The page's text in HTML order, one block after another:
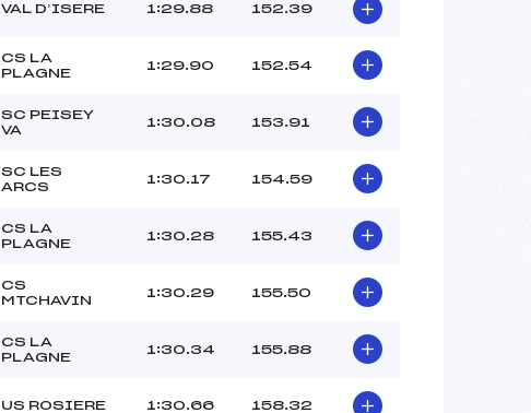
VAL D’ISERE 1:29.88 152.39
CS LA
PLAGNE
1:29.90 152.54
SC PEISEY
VA
1:30.08 153.91
SC LES
ARCS
1:30.17 154.59
CS LA
PLAGNE
1:30.28 155.43
CS
MTCHAVIN
1:30.29 155.50
CS LA
PLAGNE
1:30.34 155.88
US ROSIERE 1:30.66 158.32